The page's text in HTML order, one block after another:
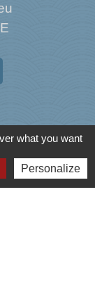
what you want
Personalize